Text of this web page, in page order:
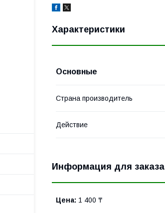
Характеристики
Основные
Страна производитель
Действие
Информация для заказа
Цена: 1 400 ₸